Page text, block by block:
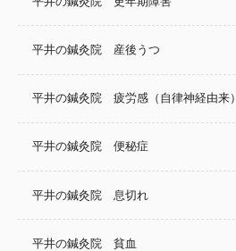
平井の鍼灸院 産後うつ
平井の鍼灸院 疲労感（自律神経由来）
平井の鍼灸院 便秘症
平井の鍼灸院 息切れ
平井の鍼灸院 貧血